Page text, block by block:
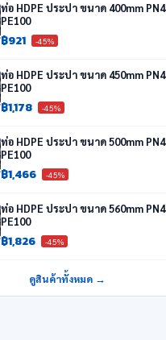
ท่อ HDPE ประปา ขนาด 400mm PN4
PE100
฿921 -45%
ท่อ HDPE ประปา ขนาด 450mm PN4
PE100
฿1,178 -45%
ท่อ HDPE ประปา ขนาด 500mm PN4
PE100
฿1,466 -45%
ท่อ HDPE ประปา ขนาด 560mm PN4
PE100
฿1,826 -45%
ดูสินค้าทั้งหมด →